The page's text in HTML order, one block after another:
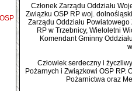
Członek Zarządu Oddziału
Związku OSP RP woj.
Zarządu Oddziału Powiatowego
RP w Trzebnicy, Wieloletni
Komendant Gminny
Człowiek serdeczny i
Pożarnych i Związkowi OSP RP.
Pożarnictwa oraz